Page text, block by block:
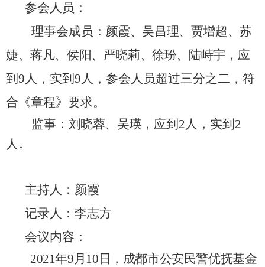
参会人员：
理事会成员： 颜霞、吴昌理、贾增超、苏
婕、蒋凡、侯阳、严晓莉、徐玢、陆峙宇 ， 应
到 9人，实到 9人，参会人员超过三分之二，符
合《章程》要求。
监事： 刘晓蓉、吴瑛 ， 应到 2人，实到 2
人。
主持人： 颜霞
记录人： 李志方
会议内容：
2021年9月 10 日，成都市公安民警优抚基金